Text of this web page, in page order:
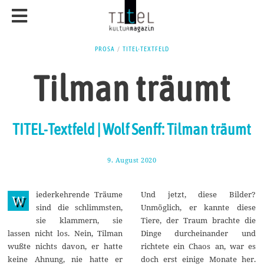
PROSA / TITEL-TEXTFELD
Tilman träumt
TITEL-Textfeld | Wolf Senff: Tilman träumt
9. August 2020
g
u
s
t
2
0
2
W
iederkehrende Träume
sind die schlimmsten,
sie klammern, sie
lassen nicht los. Nein, Tilman
wußte nichts davon, er hatte
keine Ahnung, nie hatte er
Und jetzt, diese Bilder?
Unmöglich, er kannte diese
Tiere, der Traum brachte die
Dinge durcheinander und
richtete ein Chaos an, war es
doch erst einige Monate her.